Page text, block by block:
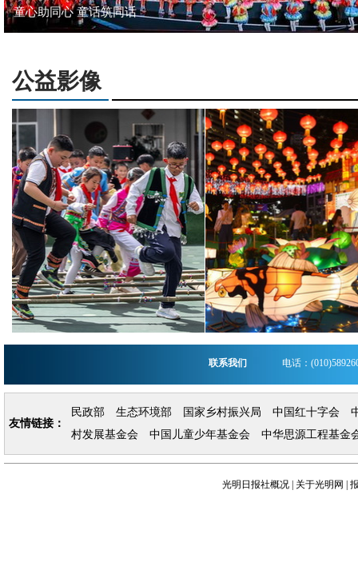
童心助同心 童话筑同话
公益影像
联系我们 电话：
友情链接：
民政部 生态环境部 国家乡村振兴局 中国红十字会
村发展基金会
中国儿童少年基金会 中华思源工程基金
光明日报社概况 关于光明网